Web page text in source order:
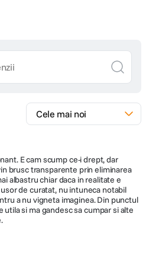
E cam scump ce-i drept, dar
brusc transparente prin eliminarea
albastru chiar daca in realitate e
de curatat, nu intuneca notabil
a nu vigneta imaginea. Din punctul
si ma gandesc sa cumpar si alte